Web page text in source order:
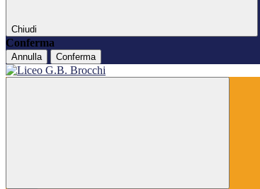
Chiudi
Conferma
Annulla Conferma